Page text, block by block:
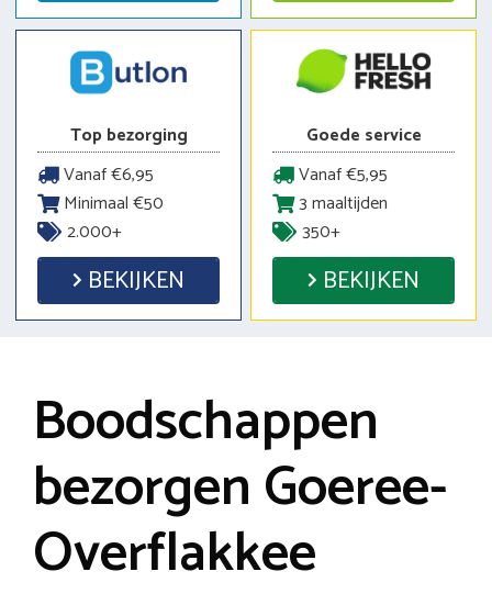
Top bezorging
Vanaf €6,95
Minimaal €50
2.000+
BEKIJKEN
Goede service
Vanaf €5,95
3 maaltijden
350+
BEKIJKEN
Boodschappen
bezorgen Goeree-
Overflakkee